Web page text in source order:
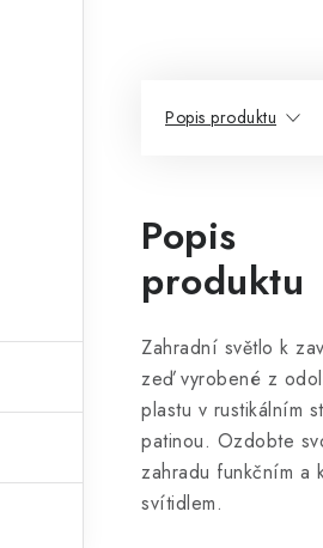
Popis produktu
Popis
produktu
Zahradní světlo k
zeď vyrobené z
plastu v rustikálním
patinou. Ozdobte
zahradu funkčním a
svítidlem.